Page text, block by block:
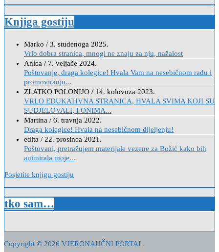
Knjiga gostiju
Marko / 3. studenoga 2025.
Vrlo dobra stranica, mnogi ne znaju za nju, nažalost
Anica / 7. veljače 2024.
Poštovanje, draga kolegice! Hvala Vam na nesebičnom radu i
promoviranju...
ZLATKO POLONIJO / 14. kolovoza 2023.
VRLO EDUKATIVNA STRANICA, HVALA SVIMA KOJI SU
SUDJELOVALI, I ONIMA...
Martina / 6. travnja 2022.
Draga kolegice! Hvala na nesebičnom dijeljenju!
edita / 22. prosinca 2021.
Poštovani, pretražujem materijale vezene za Božić kako bih
animirala moje...
Posjetite knjigu gostiju
tko sam…
Copyright © 2026 VJERONAUČNI PORTAL